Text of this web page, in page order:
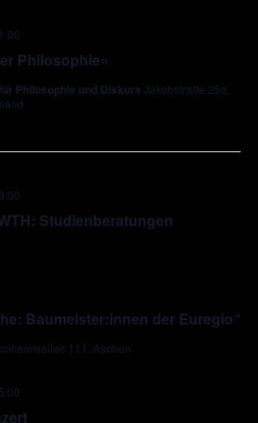
Philosophie«
Philosophie und Diskurs Jakobstraße 25a,
Studienberatungen
Baumeister:innen der Euregio“
111, Aachen